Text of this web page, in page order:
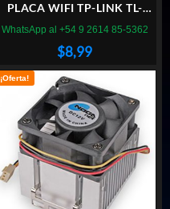
PLACA WIFI TP-LINK TL-
WN781ND PCI EXPRESS
$8,99
WhatsApp al +54 9 2614 85-5362
¡Oferta!